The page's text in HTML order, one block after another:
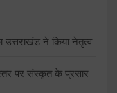
ने किया नेतृत्व
पर संस्कृत के प्रसार